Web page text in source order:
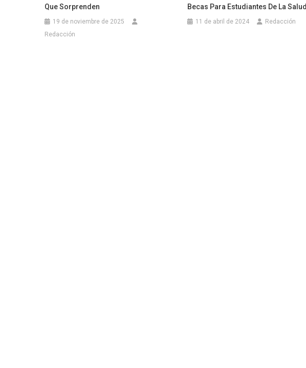
Que Sorprenden
19 de noviembre de 2025
Redacción
Becas Para Estudiantes De La Salud
11 de abril de 2024 Redacción